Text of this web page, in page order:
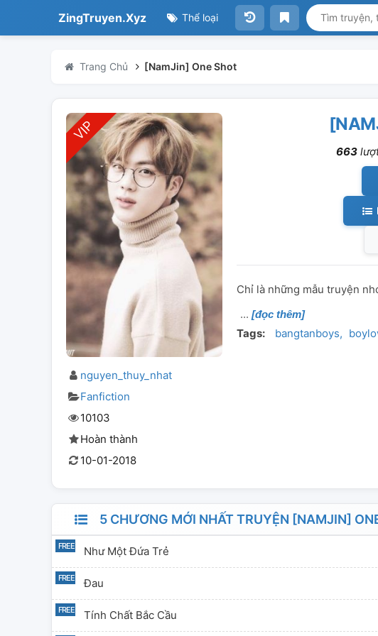
ZingTruyen.Xyz Thể loại
Trang Chủ [NamJin] One Shot
nguyen_thuy_nhat
Fanfiction
10103
Hoàn thành
10-01-2018
663
Chỉ là những mẫu truyện
[đọc thêm]
Tags: bangtanboys
5 CHƯƠNG MỚI NHẤT TRUYỆN [NAMJIN]
Như Một Đứa Trẻ
Đau
Tính Chất Bắc Cầu